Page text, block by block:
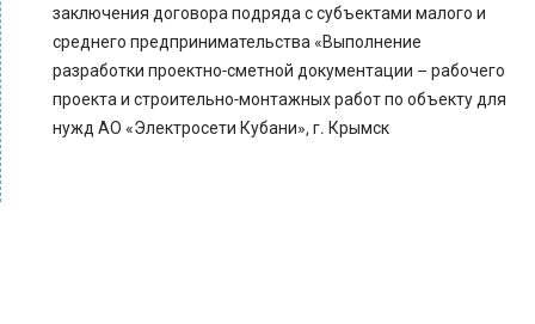
заключения договора подряда с субъектами малого и
среднего предпринимательства «Выполнение
разработки проектно-сметной документации – рабочего
проекта и строительно-монтажных работ по объекту для
нужд АО «Электросети Кубани», г. Крымск